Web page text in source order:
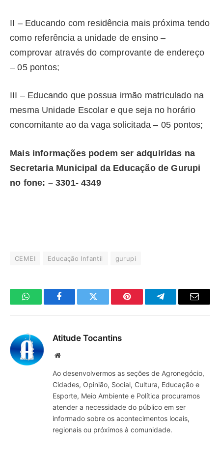
II – Educando com residência mais próxima tendo
como referência a unidade de ensino –
comprovar através do comprovante de endereço
– 05 pontos;
III – Educando que possua irmão matriculado na
mesma Unidade Escolar e que seja no horário
concomitante ao da vaga solicitada – 05 pontos;
Mais informações podem ser adquiridas na
Secretaria Municipal da Educação de Gurupi
no fone: – 3301- 4349
CEMEI Educação Infantil gurupi
WhatsAppFacebookTwitter Pinterest TelegramaE-
Atitude Tocantins
Site
Ao desenvolvermos as seções de Agronegócio,
Cidades, Opinião, Social, Cultura, Educação e
Esporte, Meio Ambiente e Política procuramos
atender a necessidade do público em ser
informado sobre os acontecimentos locais,
regionais ou próximos à comunidade.